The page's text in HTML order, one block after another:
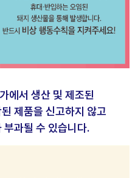
에서 생산 및 제조된
제품을 신고하지 않고
부과될 수 있습니다.